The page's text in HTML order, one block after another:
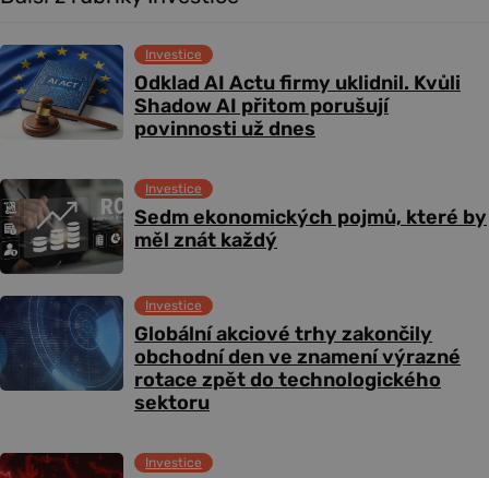
Odklad AI Actu firmy uklidnil. Kvůli
Shadow AI přitom porušují
povinnosti už dnes
Investice
Sedm ekonomických pojmů, které by
měl znát každý
Investice
Globální akciové trhy zakončily
obchodní den ve znamení výrazné
rotace zpět do technologického
sektoru
Investice
Investice